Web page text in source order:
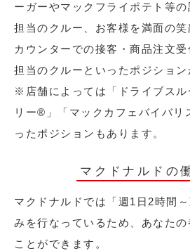
ーガーやマックフライポテト等
担当のクルー、お客様を満面の
カウンターでの接客・商品注文
担当のクルーといったポジション
※店舗によっては「ドライブス
リー®︎」「マックカフェバイバリ
ったポジションもあります。
マクドナルドの
マクドナルドでは「週1日2時間
みを行なっているため、あなたの
ことができます。